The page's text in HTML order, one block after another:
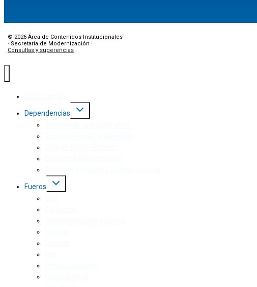
© 2026 Área de Contenidos Institucionales
· Secretaría de Modernización ·
Consultas y sugerencias
Dependencias
Fueros